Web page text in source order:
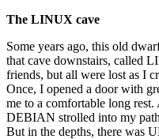
The LINUX cave
Some years ago, this old
that cave downstairs, called
friends, but all were lost as I
Once, I opened a door with
me to a comfortable long rest.
DEBIAN strolled into my
But in the depths, there was